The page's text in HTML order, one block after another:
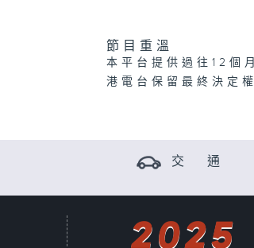
節目重溫
本平台提供過往12個
港電台保留最終決定權
交 通